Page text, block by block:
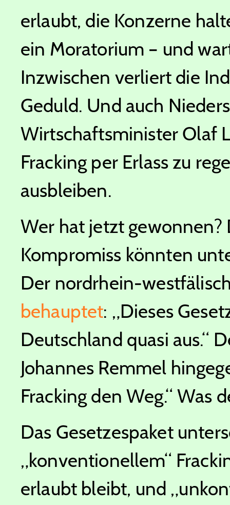
erlaubt, die Konzerne
ein Moratorium – und
Inzwischen verliert die
Geduld. Und auch
Wirtschaftsminister Olaf
Fracking per Erlass zu
ausbleiben.
Wer hat jetzt gewonnen?
Kompromiss könnten
Der nordrhein-
behauptet: „Dieses
Deutschland quasi aus.“
Johannes Remmel
Fracking den Weg.“ Was
Das Gesetzespaket
„konventionellem“
erlaubt bleibt, und